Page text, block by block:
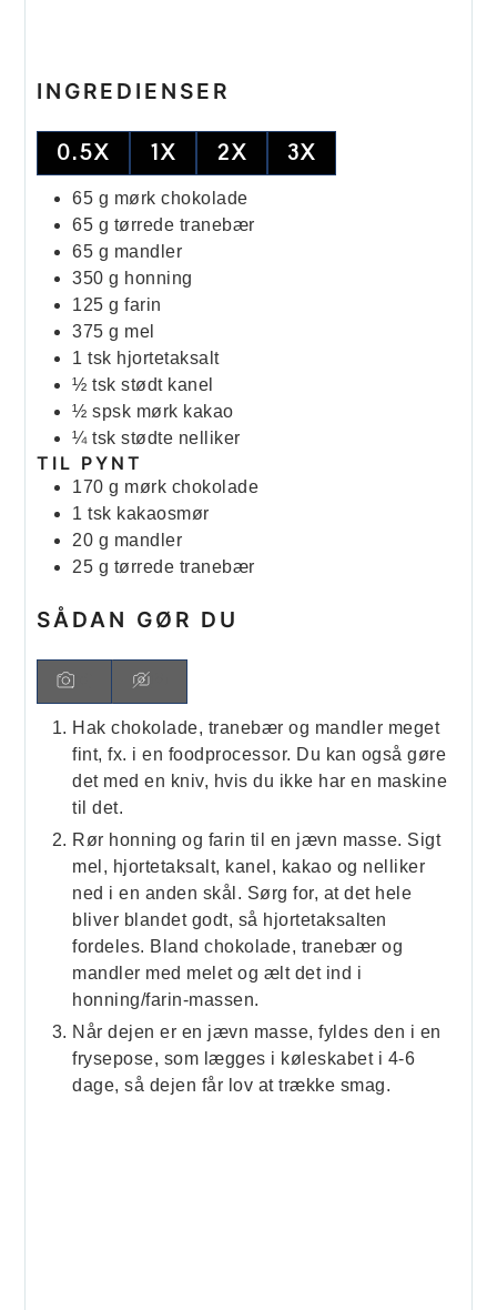
INGREDIENSER
0.5X 1X 2X 3X
65 g mørk chokolade
65 g tørrede tranebær
65 g mandler
350 g honning
125 g farin
375 g mel
1 tsk hjortetaksalt
½ tsk stødt kanel
½ spsk mørk kakao
¼ tsk stødte nelliker
TIL PYNT
170 g mørk chokolade
1 tsk kakaosmør
20 g mandler
25 g tørrede tranebær
SÅDAN GØR DU
Hak chokolade, tranebær og mandler meget
fint, fx. i en foodprocessor. Du kan også gøre
det med en kniv, hvis du ikke har en maskine
til det.
Rør honning og farin til en jævn masse. Sigt
mel, hjortetaksalt, kanel, kakao og nelliker
ned i en anden skål. Sørg for, at det hele
bliver blandet godt, så hjortetaksalten
fordeles. Bland chokolade, tranebær og
mandler med melet og ælt det ind i
honning/farin-massen.
Når dejen er en jævn masse, fyldes den i en
frysepose, som lægges i køleskabet i 4-6
dage, så dejen får lov at trække smag.